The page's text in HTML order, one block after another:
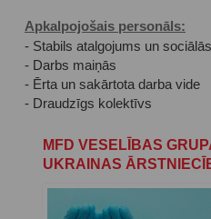
Apkalpojošais personāls:
- Stabils atalgojums un
- Darbs maiņās
- Ērta un sakārtota darba vide
- Draudzīgs kolektīvs
MFD VESELĪBAS
UKRAINAS